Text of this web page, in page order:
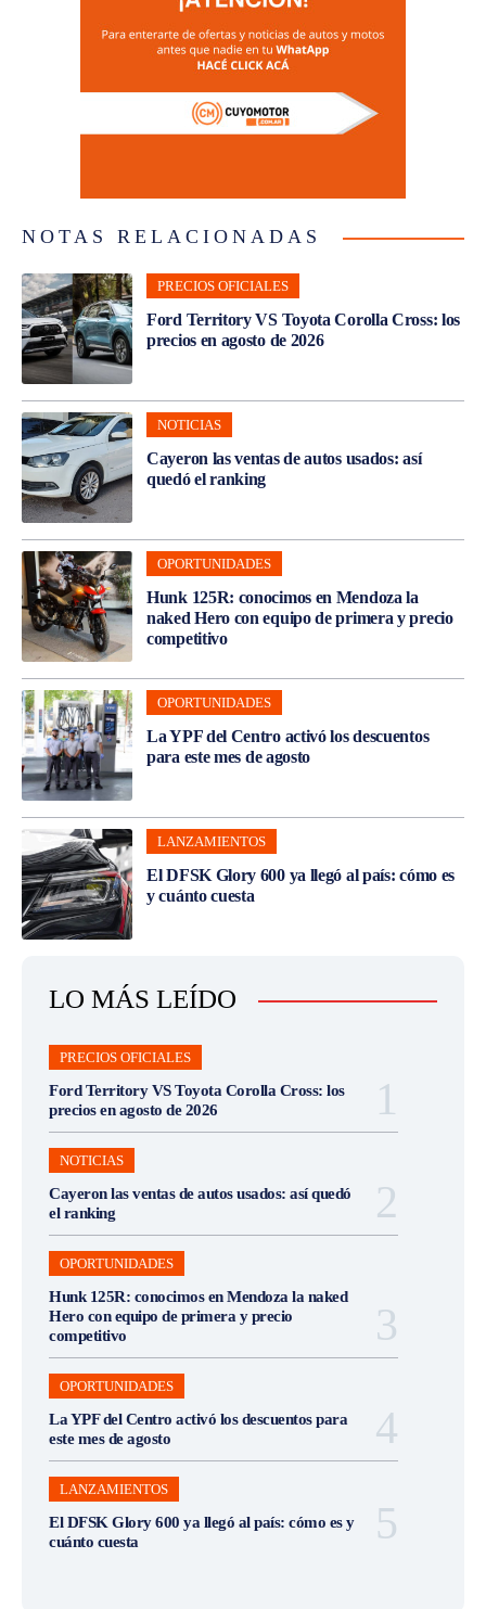
NOTAS RELACIONADAS
PRECIOS OFICIALES
Ford Territory VS Toyota Corolla Cross: los
precios en agosto de 2026
NOTICIAS
Cayeron las ventas de autos usados: así
quedó el ranking
OPORTUNIDADES
Hunk 125R: conocimos en Mendoza la
naked Hero con equipo de primera y precio
competitivo
OPORTUNIDADES
La YPF del Centro activó los descuentos
para este mes de agosto
LANZAMIENTOS
El DFSK Glory 600 ya llegó al país: cómo es
y cuánto cuesta
LO MÁS LEÍDO
PRECIOS OFICIALES
Ford Territory VS Toyota Corolla Cross: los
precios en agosto de 2026
NOTICIAS
Cayeron las ventas de autos usados: así quedó
el ranking
OPORTUNIDADES
Hunk 125R: conocimos en Mendoza la naked
Hero con equipo de primera y precio
competitivo
OPORTUNIDADES
La YPF del Centro activó los descuentos para
este mes de agosto
LANZAMIENTOS
El DFSK Glory 600 ya llegó al país: cómo es y
cuánto cuesta